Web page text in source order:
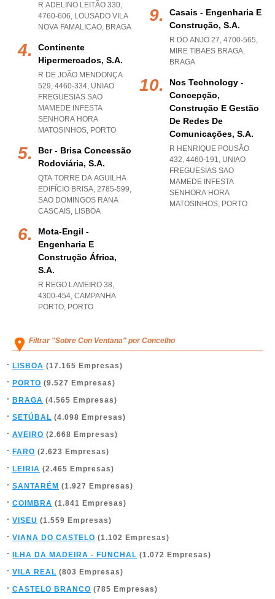
R ADELINO LEITÃO 330,
4760-606, LOUSADO VILA
NOVA FAMALICAO, BRAGA
Continente
Hipermercados, S.a.
R DE JOÃO MENDONÇA
529, 4460-334, UNIAO
FREGUESIAS SAO
MAMEDE INFESTA
SENHORA HORA
MATOSINHOS, PORTO
Bcr - Brisa Concessão
Rodoviária, S.a.
QTA TORRE DA AGUILHA
EDIFÍCIO BRISA, 2785-599,
SAO DOMINGOS RANA
CASCAIS, LISBOA
Mota-Engil -
Engenharia E
Construção África,
S.a.
R REGO LAMEIRO 38,
4300-454, CAMPANHA
PORTO, PORTO
Casais - Engenharia E
Construção, S.a.
R DO ANJO 27, 4700-565,
MIRE TIBAES BRAGA,
BRAGA
Nos Technology -
Concepção,
Construção E Gestão
De Redes De
Comunicações, S.a.
R HENRIQUE POUSÃO
432, 4460-191, UNIAO
FREGUESIAS SAO
MAMEDE INFESTA
SENHORA HORA
MATOSINHOS, PORTO
Filtrar "Sobre Con Ventana" por Concelho
LISBOA (17.165 Empresas)
PORTO (9.527 Empresas)
BRAGA (4.565 Empresas)
SETÚBAL (4.098 Empresas)
AVEIRO (2.668 Empresas)
FARO (2.623 Empresas)
LEIRIA (2.465 Empresas)
SANTARÉM (1.927 Empresas)
COIMBRA (1.841 Empresas)
VISEU (1.559 Empresas)
VIANA DO CASTELO (1.102 Empresas)
ILHA DA MADEIRA - FUNCHAL (1.072 Empresas)
VILA REAL (803 Empresas)
CASTELO BRANCO (785 Empresas)